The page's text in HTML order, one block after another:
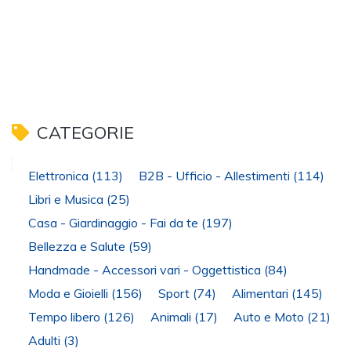
CATEGORIE
Elettronica (113) B2B - Ufficio - Allestimenti (114)
Libri e Musica (25)
Casa - Giardinaggio - Fai da te (197)
Bellezza e Salute (59)
Handmade - Accessori vari - Oggettistica (84)
Moda e Gioielli (156) Sport (74) Alimentari (145)
Tempo libero (126) Animali (17) Auto e Moto (21)
Adulti (3)